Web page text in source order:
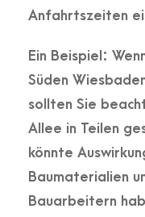
Anfahrtszeiten
Ein Beispiel:
Süden
sollten Sie
Allee in Teilen
könnte
Baumaterialien
Bauarbeitern